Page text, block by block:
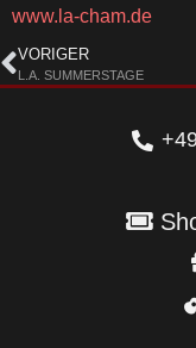
www.la-cham.de
VORIGER
L.A. SUMMERSTAGE